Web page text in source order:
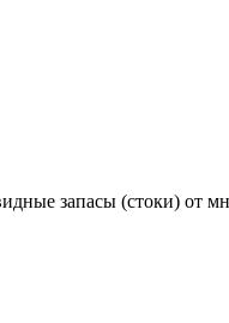
запасы (стоки) от